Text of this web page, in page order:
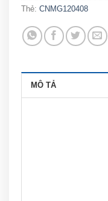
Thẻ: CNMG120408
MÔ TẢ